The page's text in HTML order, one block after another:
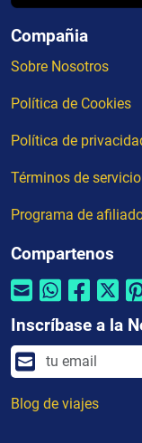
Compañia
Sobre Nosotros
Política de Cookies
Política de
Términos de servicio
Programa de
Compartenos
Inscríbase a la
Blog de viajes